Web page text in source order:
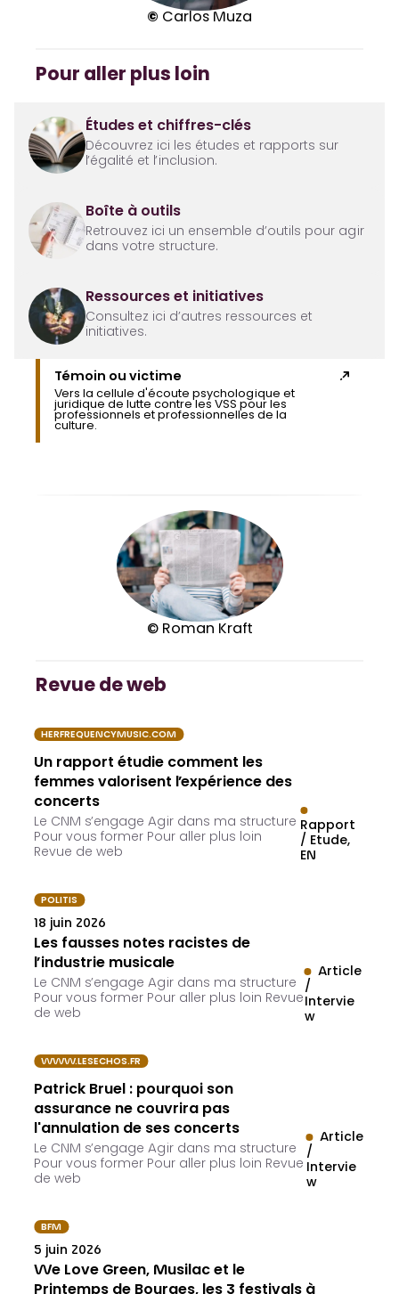
© Carlos Muza
Pour aller plus loin
Études et chiffres-clés
Découvrez ici les études et rapports sur
l’égalité et l’inclusion.
Boîte à outils
Retrouvez ici un ensemble d’outils pour agir
dans votre structure.
Ressources et initiatives
Consultez ici d’autres ressources et
initiatives.
Témoin ou victime
Vers la cellule d'écoute psychologique et
juridique de lutte contre les VSS pour les
professionnels et professionnelles de la
culture.
© Roman Kraft
Revue de web
HERFREQUENCYMUSIC.COM
Un rapport étudie comment les
femmes valorisent l’expérience des
concerts
Le CNM s’engage Agir dans ma structure
Pour vous former Pour aller plus loin
Revue de web
Rapport
/ Etude
EN
POLITIS
18 juin 2026
Les fausses notes racistes de
l’industrie musicale
Le CNM s’engage Agir dans ma structure
Pour vous former Pour aller plus loin Revue
de web
Article
/
Intervie
w
WWW.LESECHOS.FR
Patrick Bruel : pourquoi son
assurance ne couvrira pas
l'annulation de ses concerts
Le CNM s’engage Agir dans ma structure
Pour vous former Pour aller plus loin Revue
de web
Article
/
Intervie
w
BFM
5 juin 2026
We Love Green, Musilac et le
Printemps de Bourges, les 3 festivals à